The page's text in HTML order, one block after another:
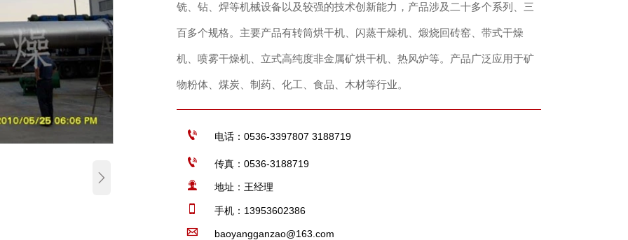

铣、钻、焊等机械设备以及较强的技术创新能力，产品涉及二十多个系列、三
百多个规格。主要产品有转筒烘干机、闪蒸干燥机、煅烧回砖窑、带式干燥
机、喷雾干燥机、立式高纯度非金属矿烘干机、热风炉等。产品广泛应用于矿
物粉体、煤炭、制药、化工、食品、木材等行业。
 电话：0536-3397807 3188719
 传真：0536-3188719
 地址：王经理
 手机：13953602386
 baoyangganzao@163.com